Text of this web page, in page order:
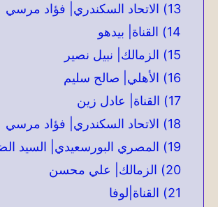
13) الاتحاد السكندري| فؤاد مرسي
14) القناة| بيدهو
15) الزمالك| نبيل نصير
16) الأهلي| صالح سليم
17) القناة| عادل زين
18) الاتحاد السكندري| فؤاد مرسي
19) المصري البورسعيدي| السيد الضيظوي
20) الزمالك| علي محسن
21) القناة|لوفا